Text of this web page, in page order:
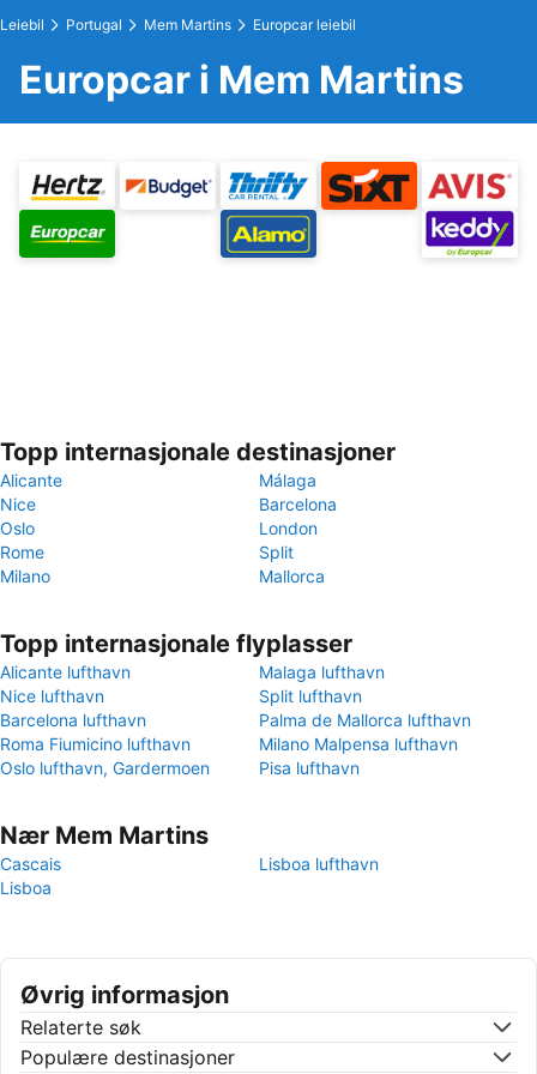
Leiebil Portugal Mem Martins Europcar leiebil
Europcar i Mem Martins
Topp internasjonale destinasjoner
Alicante
Málaga
Nice
Barcelona
Oslo
London
Rome
Split
Milano
Mallorca
Topp internasjonale flyplasser
Alicante lufthavn
Malaga lufthavn
Nice lufthavn
Split lufthavn
Barcelona lufthavn
Palma de Mallorca lufthavn
Roma Fiumicino lufthavn
Milano Malpensa lufthavn
Oslo lufthavn, Gardermoen
Pisa lufthavn
Nær Mem Martins
Cascais
Lisboa lufthavn
Lisboa
Øvrig informasjon
Relaterte søk
Populære destinasjoner